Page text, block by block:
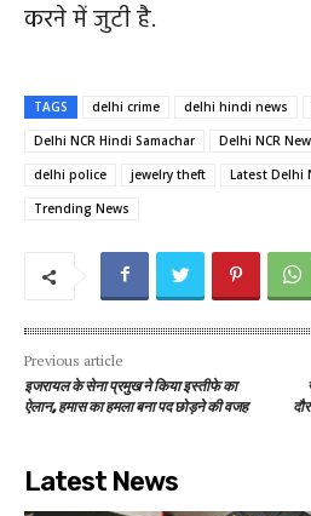
करने में जुटी है.
TAGS delhi crime delhi hindi news
Delhi NCR Hindi Samachar
Delhi NCR
delhi police
jewelry theft
Latest Delhi
Trending News
Previous article
इजरायल के सेना प्रमुख ने किया इस्तीफे का
ऐलान, हमास का हमला बना पद छोड़ने की वजह
Latest News